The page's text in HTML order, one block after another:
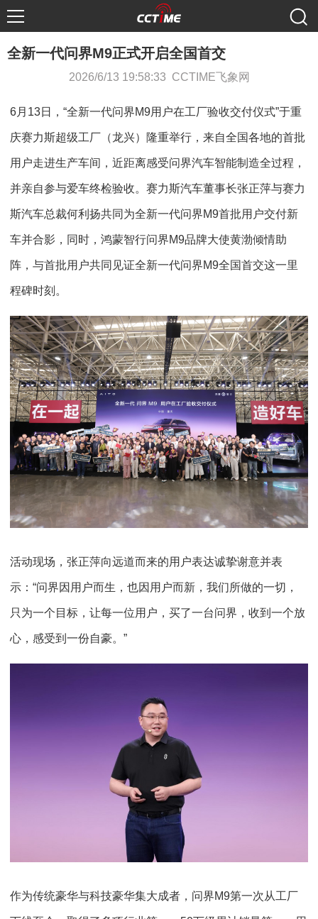
全新一代问界M9正式开启全国首交
2026/6/13 19:58:33 CCTIME飞象网
6月13日，“全新一代问界M9用户在工厂验收交付仪式”于重
庆赛力斯超级工厂（龙兴）隆重举行，来自全国各地的首批
用户走进生产车间，近距离感受问界汽车智能制造全过程，
并亲自参与爱车终检验收。赛力斯汽车董事长张正萍与赛力
斯汽车总裁何利扬共同为全新一代问界M9首批用户交付新
车并合影，同时，鸿蒙智行问界M9品牌大使黄渤倾情助
阵，与首批用户共同见证全新一代问界M9全国首交这一里
程碑时刻。
活动现场，张正萍向远道而来的用户表达诚挚谢意并表
示：“问界因用户而生，也因用户而新，我们所做的一切，
只为一个目标，让每一位用户，买了一台问界，收到一个放
心，感受到一份自豪。”
作为传统豪华与科技豪华集大成者，问界M9第一次从工厂